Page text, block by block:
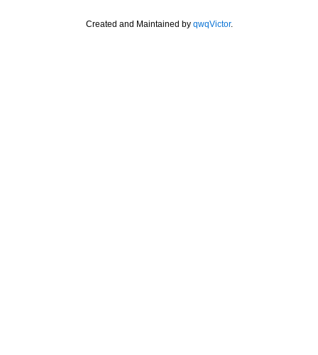
Created and Maintained by qwqVictor.